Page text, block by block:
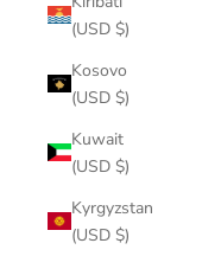
(USD $)
Kosovo
(USD $)
Kuwait
(USD $)
Kyrgyzstan
(USD $)